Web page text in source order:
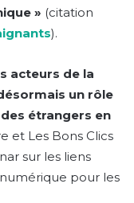
» (citation
).
acteurs de la
un rôle
étrangers en
et Les Bons Clics
sur les liens
pour les